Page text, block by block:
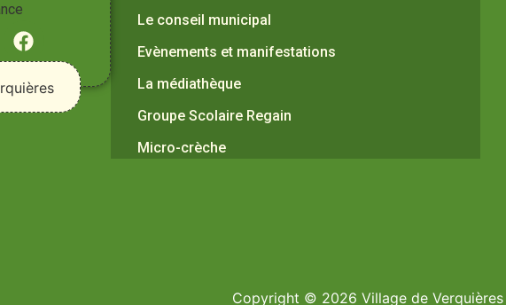
Le conseil municipal
Evènements et manifestations
La médiathèque
Groupe Scolaire Regain
Micro-crèche
Copyright © 2026 Village de Verquières